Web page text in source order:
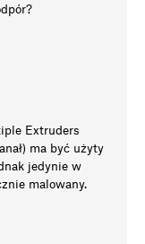
Extruders
ma być użyty
jedynie w
malowany.